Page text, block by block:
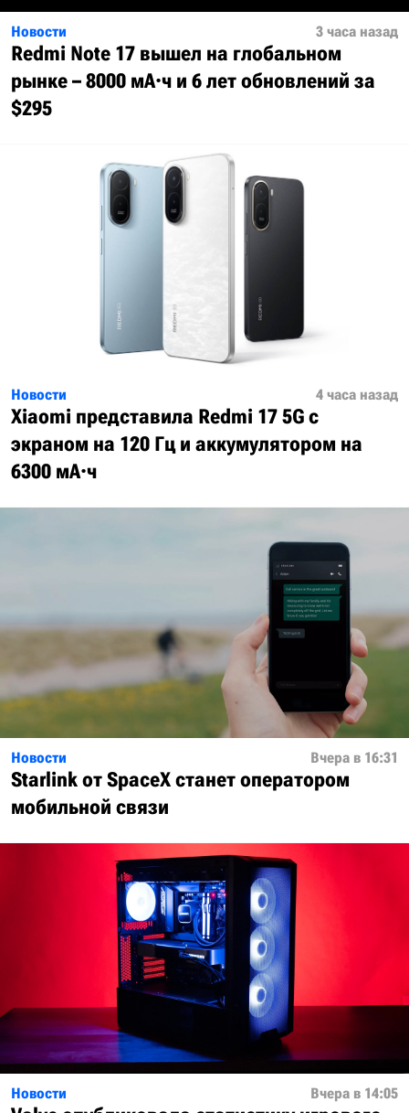
Новости 3 часа назад
Redmi Note 17 вышел на глобальном
рынке – 8000 мА·ч и 6 лет обновлений за
$295
Новости 4 часа назад
Xiaomi представила Redmi 17 5G с
экраном на 120 Гц и аккумулятором на
6300 мА·ч
Новости Вчера в 16:31
Starlink от SpaceX станет оператором
мобильной связи
Новости Вчера в 14:05